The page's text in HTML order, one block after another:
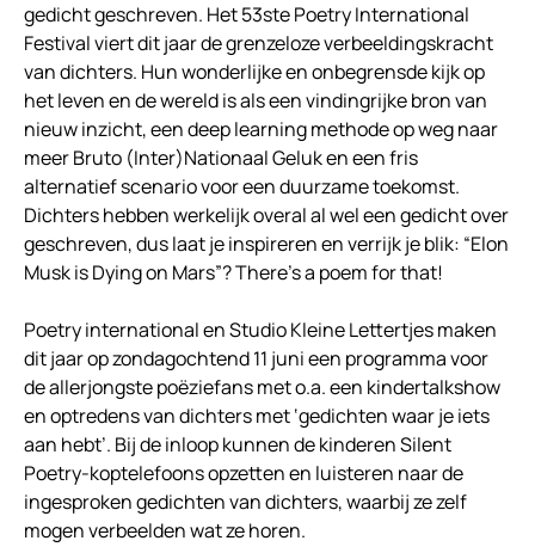
gedicht geschreven. Het 53ste Poetry International
Festival viert dit jaar de grenzeloze verbeeldingskracht
van dichters. Hun wonderlijke en onbegrensde kijk op
het leven en de wereld is als een vindingrijke bron van
nieuw inzicht, een deep learning methode op weg naar
meer Bruto (Inter)Nationaal Geluk en een fris
alternatief scenario voor een duurzame toekomst.
Dichters hebben werkelijk overal al wel een gedicht over
geschreven, dus laat je inspireren en verrijk je blik: “Elon
Musk is Dying on Mars”? There’s a poem for that!
Poetry international en Studio Kleine Lettertjes maken
dit jaar op zondagochtend 11 juni een programma voor
de allerjongste poëziefans met o.a. een kindertalkshow
en optredens van dichters met ‘gedichten waar je iets
aan hebt’. Bij de inloop kunnen de kinderen Silent
Poetry-koptelefoons opzetten en luisteren naar de
ingesproken gedichten van dichters, waarbij ze zelf
mogen verbeelden wat ze horen.